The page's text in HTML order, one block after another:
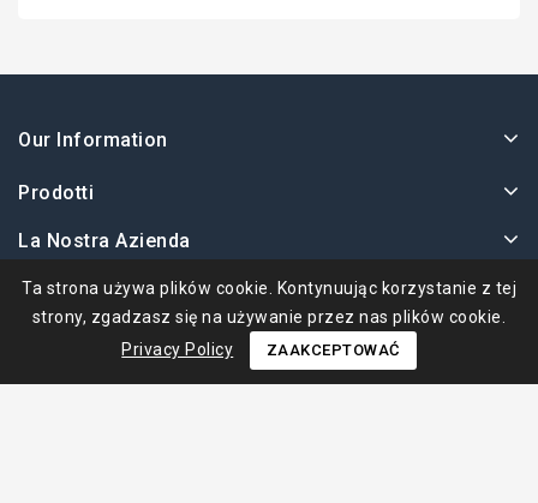
Our Information
Prodotti
La Nostra Azienda
Twoje Konto
Ta strona używa plików cookie. Kontynuując korzystanie z tej
strony, zgadzasz się na używanie przez nas plików cookie.
Privacy Policy
ZAAKCEPTOWAĆ